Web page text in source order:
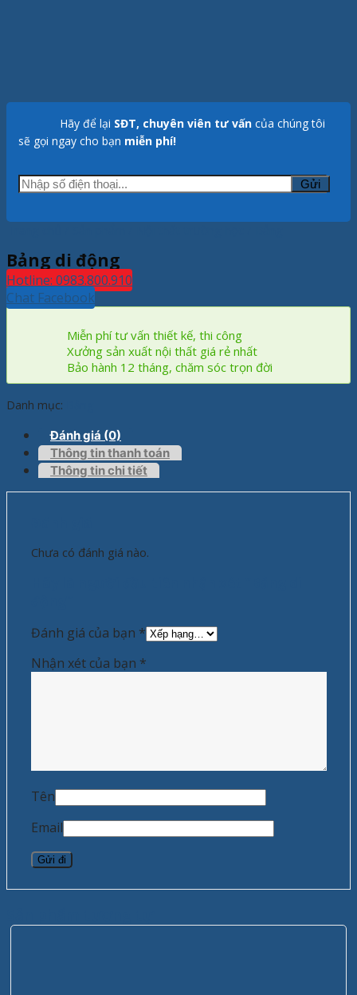
Hãy để lại SĐT, chuyên viên tư vấn của chúng tôi
sẽ gọi ngay cho bạn miễn phí!
Bảng di động
Hotline: 0983.800.910
Chat Facebook
Miễn phí tư vấn thiết kế, thi công
Xưởng sản xuất nội thất giá rẻ nhất
Bảo hành 12 tháng, chăm sóc trọn đời
Danh mục:
Đánh giá (0)
Thông tin thanh toán
Thông tin chi tiết
Chưa có đánh giá nào.
Đánh giá của bạn *
Nhận xét của bạn *
Tên
Email